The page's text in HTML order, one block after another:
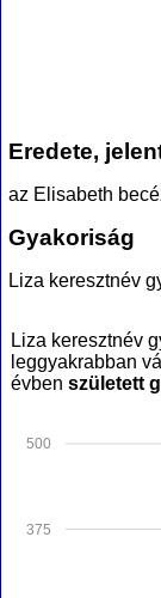
Eredete,
az Elisabeth
Gyakoriság
Liza keresztnév
Liza keresztnév
leggyakrabban
évben született
375
500